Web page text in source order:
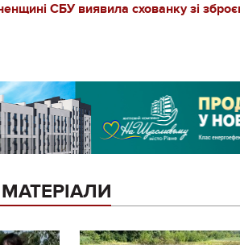
СБУ виявила схованку зі